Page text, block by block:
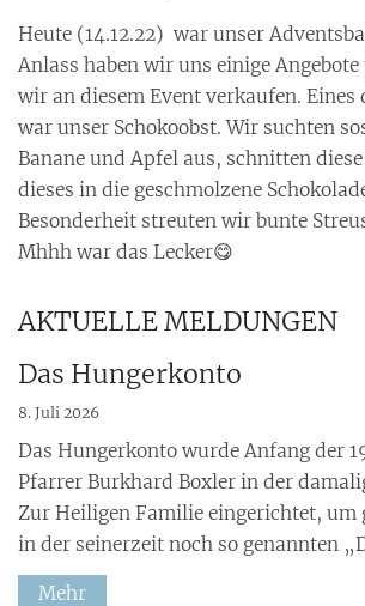
Heute (14.12.22) war unser
Anlass haben wir uns einige
wir an diesem Event verkaufen. Eines
war unser Schokoobst. Wir suchten
Banane und Apfel aus, schnitten
dieses in die geschmolzene
Besonderheit streuten wir bunte
Mhhh war das Lecker😋
AKTUELLE MELDUNGEN
Das Hungerkonto
8. Juli 2026
Das Hungerkonto wurde Anfang der
Pfarrer Burkhard Boxler in der
Zur Heiligen Familie eingerichtet, um
in der seinerzeit noch so genannten
Mehr